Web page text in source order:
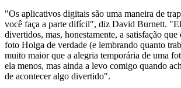
"Os aplicativos digitais são uma maneira de
você faça a parte difícil", diz David Burnett.
divertidos, mas, honestamente, a satisfação
foto Holga de verdade (e lembrando quanto
muito maior que a alegria temporária de uma
ela menos, mas ainda a levo comigo quando
de acontecer algo divertido".